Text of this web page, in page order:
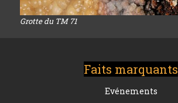
Grotte du TM 71
Faits marquants
Evénements